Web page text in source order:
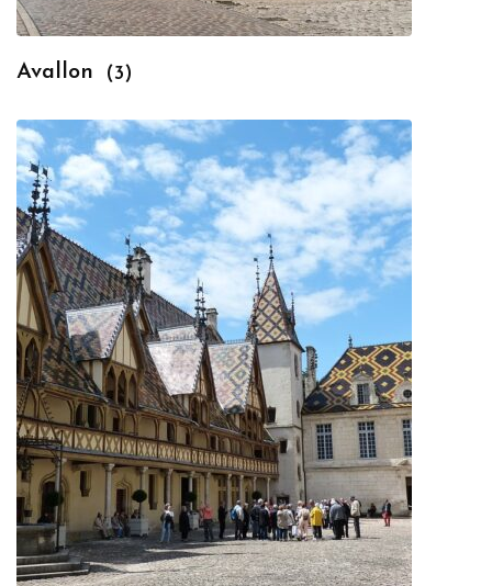
Avallon (3)